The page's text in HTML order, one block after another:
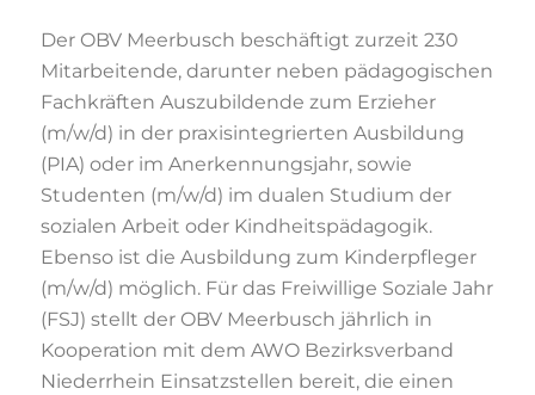
Der OBV Meerbusch beschäftigt zurzeit 230
Mitarbeitende, darunter neben pädagogischen
Fachkräften Auszubildende zum Erzieher
(m/w/d) in der praxisintegrierten Ausbildung
(PIA) oder im Anerkennungsjahr, sowie
Studenten (m/w/d) im dualen Studium der
sozialen Arbeit oder Kindheitspädagogik.
Ebenso ist die Ausbildung zum Kinderpfleger
(m/w/d) möglich. Für das Freiwillige Soziale Jahr
(FSJ) stellt der OBV Meerbusch jährlich in
Kooperation mit dem AWO Bezirksverband
Niederrhein Einsatzstellen bereit, die einen